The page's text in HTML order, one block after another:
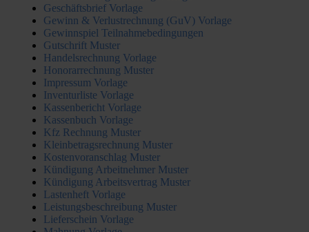
Geschäftsbrief Vorlage
Gewinn & Verlustrechnung (GuV) Vorlage
Gewinnspiel Teilnahmebedingungen
Gutschrift Muster
Handelsrechnung Vorlage
Honorarrechnung Muster
Impressum Vorlage
Inventurliste Vorlage
Kassenbericht Vorlage
Kassenbuch Vorlage
Kfz Rechnung Muster
Kleinbetragsrechnung Muster
Kostenvoranschlag Muster
Kündigung Arbeitnehmer Muster
Kündigung Arbeitsvertrag Muster
Lastenheft Vorlage
Leistungsbeschreibung Muster
Lieferschein Vorlage